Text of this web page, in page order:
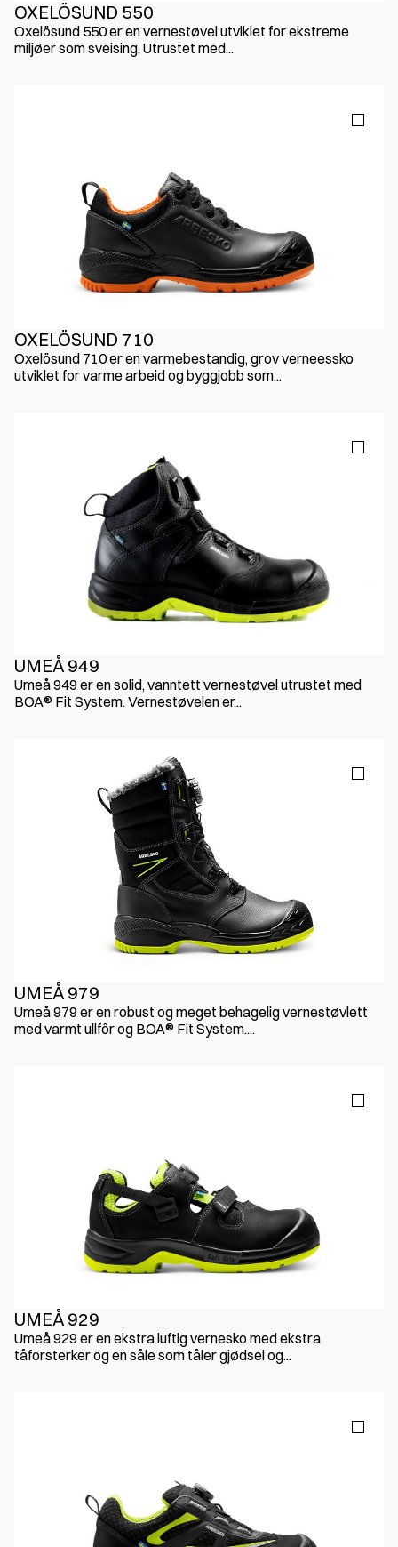
OXELÖSUND 550
Oxelösund 550 er en vernestøvel utviklet for ekstreme
miljøer som sveising. Utrustet med...
OXELÖSUND 710
Oxelösund 710 er en varmebestandig, grov verneessko
utviklet for varme arbeid og byggjobb som...
UMEÅ 949
Umeå 949 er en solid, vanntett vernestøvel utrustet med
BOA® Fit System. Vernestøvelen er...
UMEÅ 979
Umeå 979 er en robust og meget behagelig vernestøvlett
med varmt ullfôr og BOA® Fit System....
UMEÅ 929
Umeå 929 er en ekstra luftig vernesko med ekstra
tåforsterker og en såle som tåler gjødsel og...